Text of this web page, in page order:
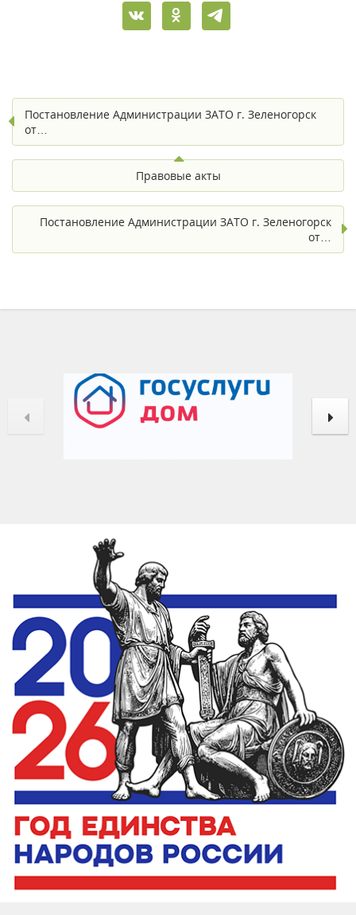
Постановление Администрации ЗАТО г. Зеленогорск
от…
Правовые акты
Постановление Администрации ЗАТО г. Зеленогорск
от…